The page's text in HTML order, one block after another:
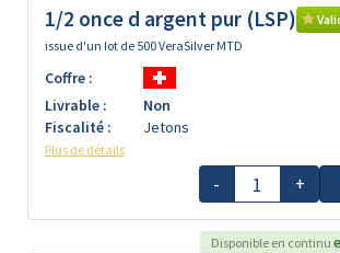
1/2 once d argent pur (LSP)
issue d'un lot de 500 VeraSilver MTD
Coffre :
Livrable :
Non
Fiscalité :
Jetons
Plus de détails
- +
Disponible en continu